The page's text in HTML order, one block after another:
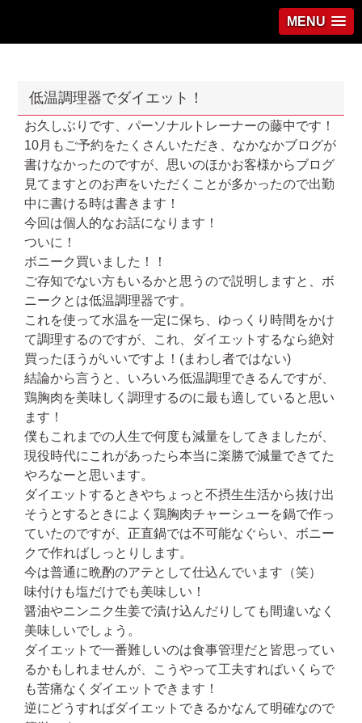
MENU
低温調理器でダイエット！
お久しぶりです、パーソナルトレーナーの藤中です！
10月もご予約をたくさんいただき、なかなかブログが
書けなかったのですが、思いのほかお客様からブログ
見てますとのお声をいただくことが多かったので出勤
中に書ける時は書きます！
今回は個人的なお話になります！
ついに！
ボニーク買いました！！
ご存知でない方もいるかと思うので説明しますと、ボ
ニークとは低温調理器です。
これを使って水温を一定に保ち、ゆっくり時間をかけ
て調理するのですが、これ、ダイエットするなら絶対
買ったほうがいいですよ！(まわし者ではない)
結論から言うと、いろいろ低温調理できるんですが、
鶏胸肉を美味しく調理するのに最も適していると思い
ます！
僕もこれまでの人生で何度も減量をしてきましたが、
現役時代にこれがあったら本当に楽勝で減量できてた
やろなーと思います。
ダイエットするときやちょっと不摂生生活から抜け出
そうとするときによく鶏胸肉チャーシューを鍋で作っ
ていたのですが、正直鍋では不可能なぐらい、ボニー
クで作ればしっとりします。
今は普通に晩酌のアテとして仕込んでいます（笑）
味付けも塩だけでも美味しい！
醤油やニンニク生姜で漬け込んだりしても間違いなく
美味しいでしょう。
ダイエットで一番難しいのは食事管理だと皆思ってい
るかもしれませんが、こうやって工夫すればいくらで
も苦痛なくダイエットできます！
逆にどうすればダイエットできるかなんて明確なので